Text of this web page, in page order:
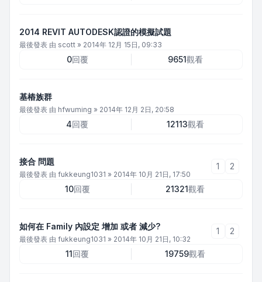
2014 REVIT AUTODESK認證的模擬試題
最後發表 由 scott » 2014年 12月 15日, 09:33
0回覆 9651觀看
基樁族群
最後發表 由 hfwuming » 2014年 12月 2日, 20:58
4回覆 12113觀看
接合 問題
最後發表 由 fukkeung1031 » 2014年 10月 21日, 17:50
1 2
10回覆 21321觀看
如何在 Family 內設定 增加 或者 減少?
最後發表 由 fukkeung1031 » 2014年 10月 21日, 10:32
1 2
11回覆 19759觀看